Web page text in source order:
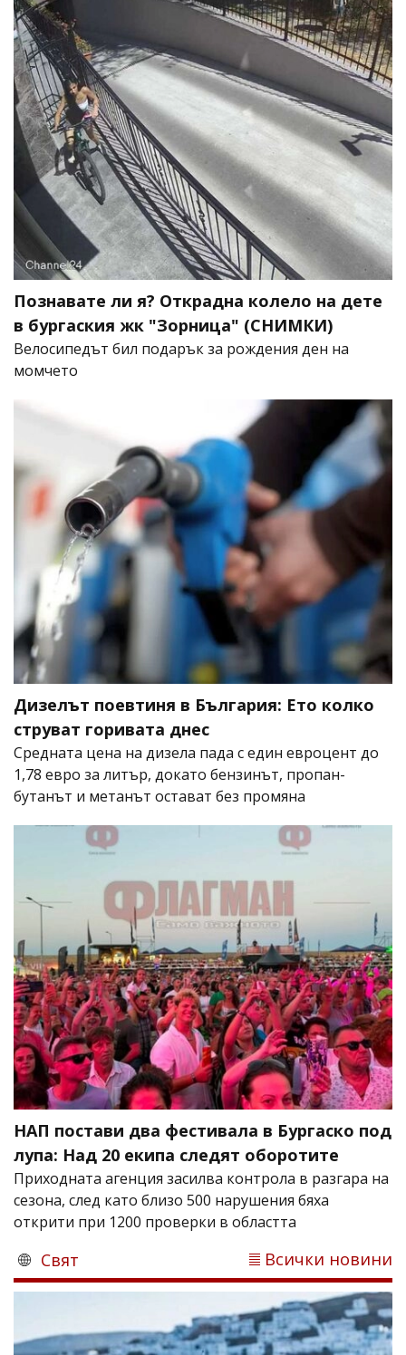
Познавате ли я? Открадна колело на дете
в бургаския жк "Зорница" (СНИМКИ)
Велосипедът бил подарък за рождения ден на
момчето
Дизелът поевтиня в България: Ето колко
струват горивата днес
Средната цена на дизела пада с един евроцент до
1,78 евро за литър, докато бензинът, пропан-
бутанът и метанът остават без промяна
НАП постави два фестивала в Бургаско под
лупа: Над 20 екипа следят оборотите
Приходната агенция засилва контрола в разгара на
сезона, след като близо 500 нарушения бяха
открити при 1200 проверки в областта
Свят Всички новини